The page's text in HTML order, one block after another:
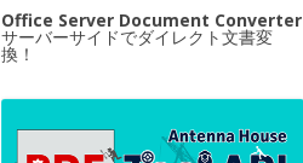
Office Server Document Converter
サーバーサイドでダイレクト文書変
換！